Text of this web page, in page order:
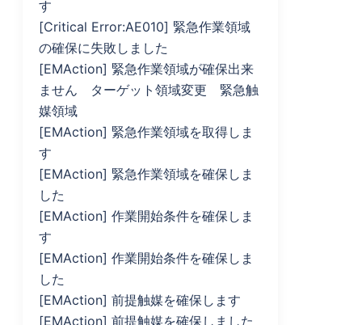
す
[Critical Error:AE010] 緊急作業領域
の確保に失敗しました
[EMAction] 緊急作業領域が確保出来
ません ターゲット領域変更 緊急触
媒領域
[EMAction] 緊急作業領域を取得しま
す
[EMAction] 緊急作業領域を確保しま
した
[EMAction] 作業開始条件を確保しま
す
[EMAction] 作業開始条件を確保しま
した
[EMAction] 前提触媒を確保します
[EMAction] 前提触媒を確保しました